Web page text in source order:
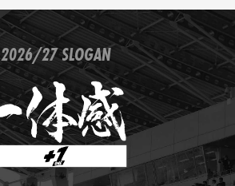
2026/27 SLOGAN